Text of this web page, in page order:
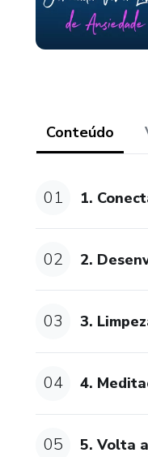
Conteúdo
01 1.
02 2.
03 3.
04 4.
05 5. Volta